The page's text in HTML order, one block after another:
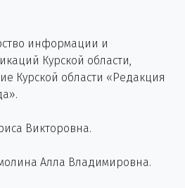
информации и
Курской области,
Курской области «Редакция
Викторовна.
Алла Владимировна.